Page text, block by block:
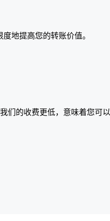
度地提高您的转账价值。
的收费更低，意味着您可以